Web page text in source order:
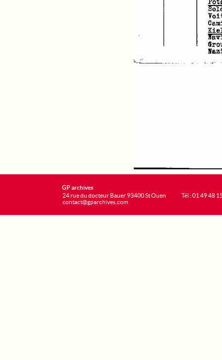
GP archives
24 rue du docteur Bauer 93400 St Ouen
contact@gparchives.com
Tél : 01 49 48